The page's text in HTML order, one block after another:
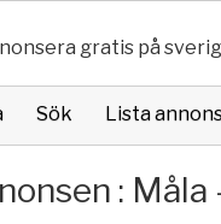
gratis på
Sök Lista
: